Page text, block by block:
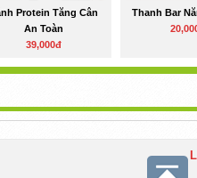
Protein Tăng Cân
An Toàn
39,000đ
Thanh Bar